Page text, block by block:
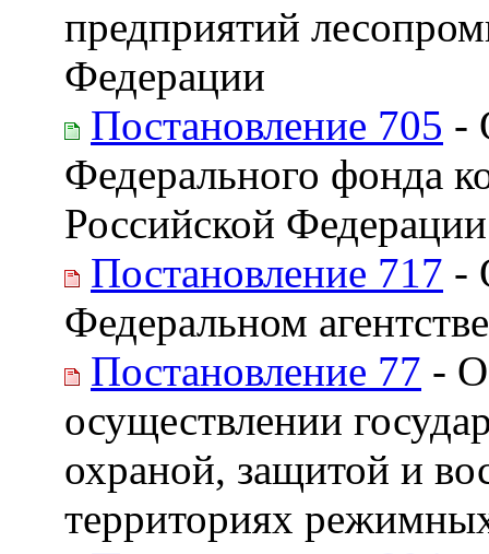
предприятий
Федерации
Постановление 705 -
Федерального фонда
Российской
Постановление 717 -
Федеральном
Постановление 77 -
осуществлении
охраной, защитой и
территориях